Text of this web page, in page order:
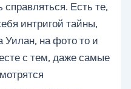
Есть те,
интригой тайны,
Уилан, на фото то и
с тем, даже самые